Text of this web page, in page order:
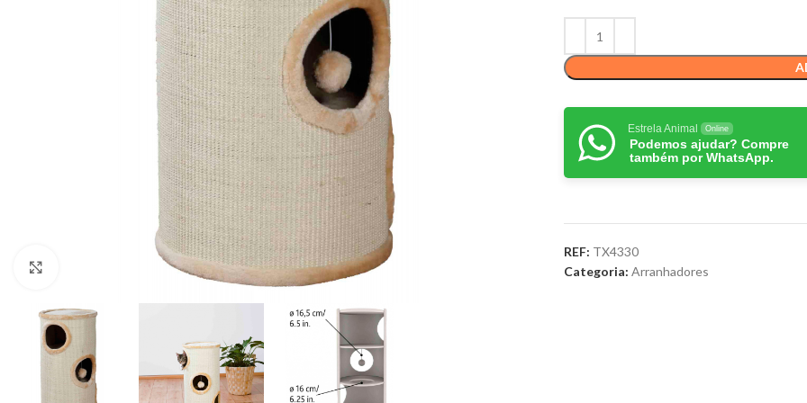
Estrela Animal Online
Podemos ajudar? Compre
também por WhatsApp.
REF: TX4330
Categoria: Arranhadores